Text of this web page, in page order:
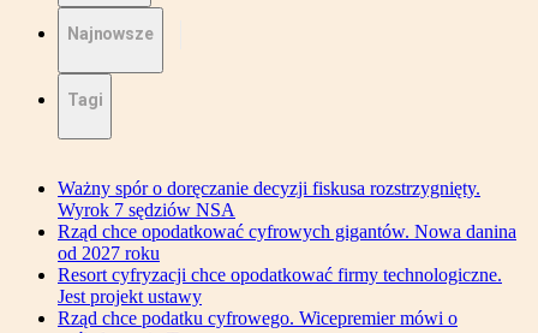
Najnowsze
Tagi
Ważny spór o doręczanie decyzji fiskusa rozstrzygnięty.
Wyrok 7 sędziów NSA
Rząd chce opodatkować cyfrowych gigantów. Nowa danina
od 2027 roku
Resort cyfryzacji chce opodatkować firmy technologiczne.
Jest projekt ustawy
Rząd chce podatku cyfrowego. Wicepremier mówi o